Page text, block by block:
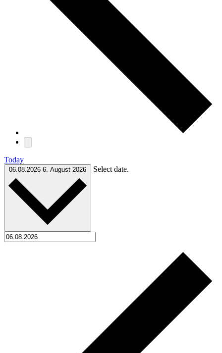
Today
06.08.2026 6. August 2026 Select date.